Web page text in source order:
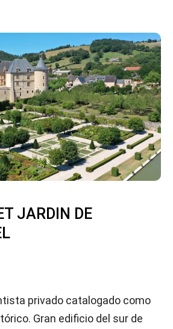
JARDIN DE
privado catalogado como
Gran edificio del sur de